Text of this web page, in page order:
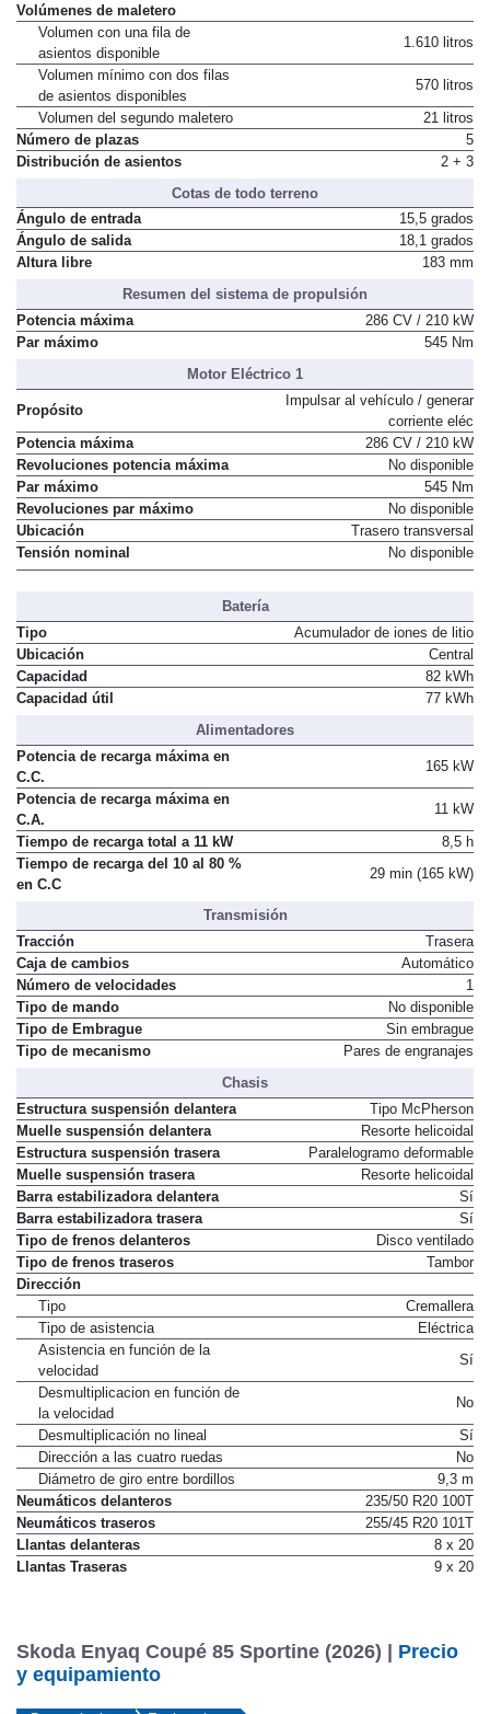
Volúmenes de maletero
Volumen con una fila de
asientos disponible
1.610 litros
Volumen mínimo con dos filas
de asientos disponibles
570 litros
Volumen del segundo maletero
21 litros
Número de plazas
5
Distribución de asientos
2 + 3
Cotas de todo terreno
Ángulo de entrada
15,5 grados
Ángulo de salida
18,1 grados
Altura libre
183 mm
Resumen del sistema de propulsión
Potencia máxima
286 CV / 210 kW
Par máximo
545 Nm
Motor Eléctrico 1
Propósito
Impulsar al vehículo / generar
corriente eléc
Potencia máxima
286 CV / 210 kW
Revoluciones potencia máxima
No disponible
Par máximo
545 Nm
Revoluciones par máximo
No disponible
Ubicación
Trasero transversal
Tensión nominal
No disponible
Batería
Tipo
Acumulador de iones de litio
Ubicación
Central
Capacidad
82 kWh
Capacidad útil
77 kWh
Alimentadores
Potencia de recarga máxima en
C.C.
165 kW
Potencia de recarga máxima en
C.A.
11 kW
Tiempo de recarga total a 11 kW
8,5 h
Tiempo de recarga del 10 al 80 %
en C.C
29 min (165 kW)
Transmisión
Tracción
Trasera
Caja de cambios
Automático
Número de velocidades
1
Tipo de mando
No disponible
Tipo de Embrague
Sin embrague
Tipo de mecanismo
Pares de engranajes
Chasis
Estructura suspensión delantera
Tipo McPherson
Muelle suspensión delantera
Resorte helicoidal
Estructura suspensión trasera
Paralelogramo deformable
Muelle suspensión trasera
Resorte helicoidal
Barra estabilizadora delantera
Sí
Barra estabilizadora trasera
Sí
Tipo de frenos delanteros
Disco ventilado
Tipo de frenos traseros
Tambor
Dirección
Tipo
Cremallera
Tipo de asistencia
Eléctrica
Asistencia en función de la
velocidad
Sí
Desmultiplicacion en función de
la velocidad
No
Desmultiplicación no lineal
Sí
Dirección a las cuatro ruedas
No
Diámetro de giro entre bordillos
9,3 m
Neumáticos delanteros
235/50 R20 100T
Neumáticos traseros
255/45 R20 101T
Llantas delanteras
8 x 20
Llantas Traseras
9 x 20
Skoda Enyaq Coupé 85 Sportine (2026) | Precio
y equipamiento